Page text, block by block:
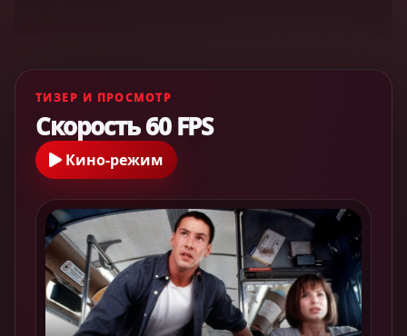
ТИЗЕР И ПРОСМОТР
Скорость 60 FPS
Кино-режим